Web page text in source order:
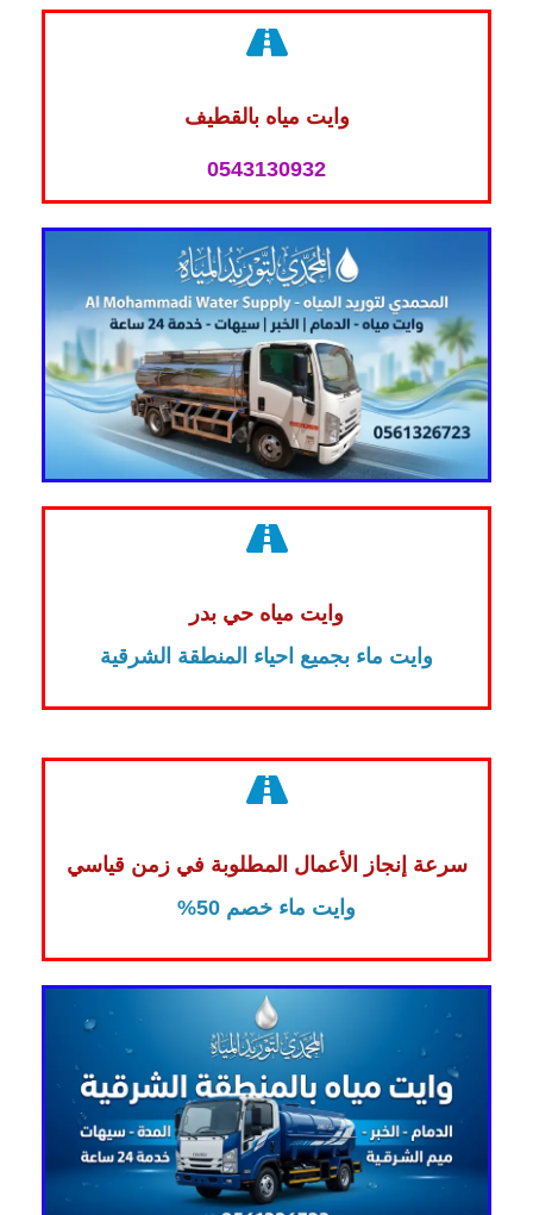
وايت مياه بالقطيف
0543130932
وايت مياه حي بدر
وايت ماء بجميع احياء المنطقة الشرقية
سرعة إنجاز الأعمال المطلوبة في زمن قياسي
وايت ماء خصم 50%